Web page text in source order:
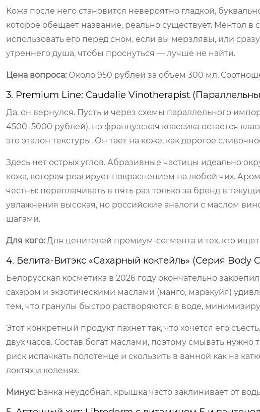
Кожа после него становится невероятно гладкой,
которое обещает название, реально существует. Ментол
использовать его перед сном, если вы мерзлявы, или
утреннего душа, чтобы проснуться — лучше не найти.
Цена вопроса: Около 950 рублей за объем 300 мл.
3. Premium Line: Caudalie Vinotherapist
Да, он вернулся. Пусть и через схемы параллельного
4500–5000 рублей), но французская классика остается
это эталон текстуры. Он тает на коже, как дорогое
Здесь нет острых углов. Абразивные частицы идеально
кожа, которая реагирует покраснением на любой чих.
честны: переплачивать в пять раз только за бренд в
увлажнения высокая, но российские аналоги с маслом
шагами.
Для кого: Для ценителей премиум-сегмента и тех, кто
4. Белита-Витэкс «Сахарный коктейль» (Серия Body
Белорусская косметика в 2026 году окончательно
сахаром и экзотическими маслами (манго, маракуйя)
тем, что гранулы быстро растворяются в воде,
Этот конкретный продукт пахнет так, что хочется его
двух часов. Состав богат маслами, поэтому смывать
риск испачкать полотенце и скользить в ванной как на
локтях и коленях.
Минус: Банка неудобная, крышка часто заклинивает от